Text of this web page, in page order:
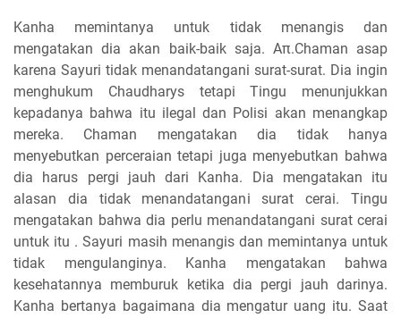
Kanha memintanya untuk tidak menangis dan
mengatakan dia akan baik-baik saja. Aπ.Chaman asap
karena Sayuri tidak menandatangani surat-surat. Dia ingin
menghukum Chaudharys tetapi Tingu menunjukkan
kepadanya bahwa itu ilegal dan Polisi akan menangkap
mereka. Chaman mengatakan dia tidak hanya
menyebutkan perceraian tetapi juga menyebutkan bahwa
dia harus pergi jauh dari Kanha. Dia mengatakan itu
alasan dia tidak menandatangani surat cerai. Tingu
mengatakan bahwa dia perlu menandatangani surat cerai
untuk itu . Sayuri masih menangis dan memintanya untuk
tidak mengulanginya. Kanha mengatakan bahwa
kesehatannya memburuk ketika dia pergi jauh darinya.
Kanha bertanya bagaimana dia mengatur uang itu. Saat